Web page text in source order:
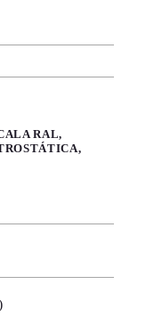
RAL,